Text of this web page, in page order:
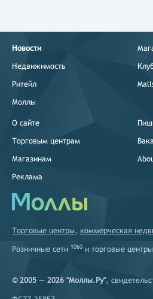
Новости
Недвижимость
Ритейл
Моллы
О сайте
Торговым центрам
Магазинам
Реклама
Торговые центры, коммерческая
Розничные сети 1060 и торговые центры
© 2005 — 2026 "Моллы.Ру",